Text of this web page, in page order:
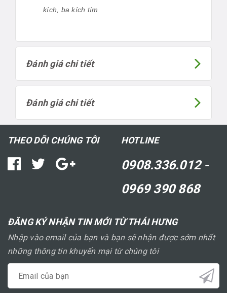
kích, ba kích tím
Đánh giá chi tiết
Đánh giá chi tiết
THEO DÕI CHÚNG TÔI HOTLINE
0908.336.012 -
0969 390 868
ĐĂNG KÝ NHẬN TIN MỚI TỪ THÁI HƯNG
Nhập vào email của bạn và bạn sẽ nhận được sớm nhất
những thông tin khuyến mại từ chúng tôi